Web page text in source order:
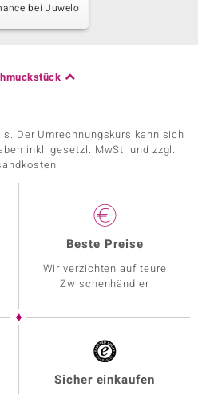
bei Juwelo
Der Umrechnungskurs kann sich
inkl. gesetzl. MwSt. und zzgl.
Beste Preise
Wir verzichten auf teure
Zwischenhändler
Sicher einkaufen